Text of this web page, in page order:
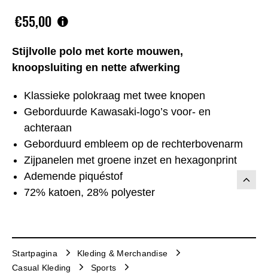
Stijlvolle polo met korte mouwen,
knoopsluiting en nette afwerking
Klassieke polokraag met twee knopen
Geborduurde Kawasaki-logo’s voor- en
achteraan
Geborduurd embleem op de rechterbovenarm
Zijpanelen met groene inzet en hexagonprint
Ademende piquéstof
72% katoen, 28% polyester
€55,00
Startpagina
Kleding & Merchandise
Casual Kleding
Sports